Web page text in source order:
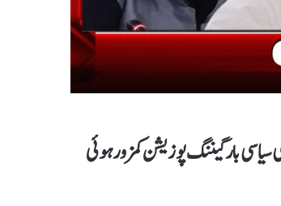
کی سیاسی بارگیننگ پوزیشن کمزور ہوئی